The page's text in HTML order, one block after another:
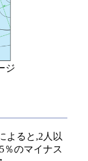
ジ
よると,2人以
％のマイナス